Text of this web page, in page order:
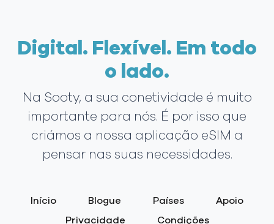
Digital. Flexível. Em todo
o lado.
Na Sooty, a sua conetividade é muito
importante para nós. É por isso que
criámos a nossa aplicação eSIM a
pensar nas suas necessidades.
Início Blogue Países
Apoio
Privacidade
Condições